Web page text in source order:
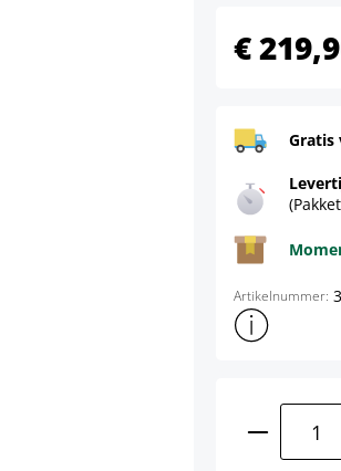
€
Gratis
Artikelnummer:
Toon meer